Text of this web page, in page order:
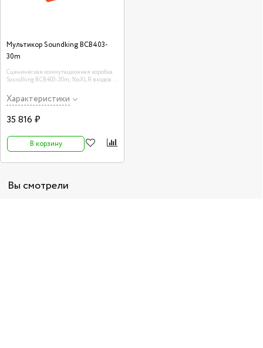
Мультикор Soundking BCB403-
30m
Сценическая коммутационная коробка
Soundking BCB403-30m, 16хXLR входов +
Характеристики
35 816 ₽
В корзину
Вы смотрели